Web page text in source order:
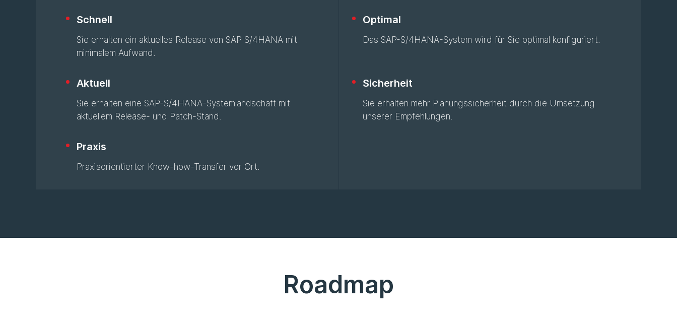
Schnell
Sie erhalten ein aktuelles Release von SAP S/4HANA mit
minimalem Aufwand.
Optimal
Das SAP-S/4HANA-System wird für Sie optimal konfiguriert.
Aktuell
Sie erhalten eine SAP-S/4HANA-Systemlandschaft mit
aktuellem Release- und Patch-Stand.
Sicherheit
Sie erhalten mehr Planungssicherheit durch die Umsetzung
unserer Empfehlungen.
Praxis
Praxisorientierter Know-how-Transfer vor Ort.
Roadmap